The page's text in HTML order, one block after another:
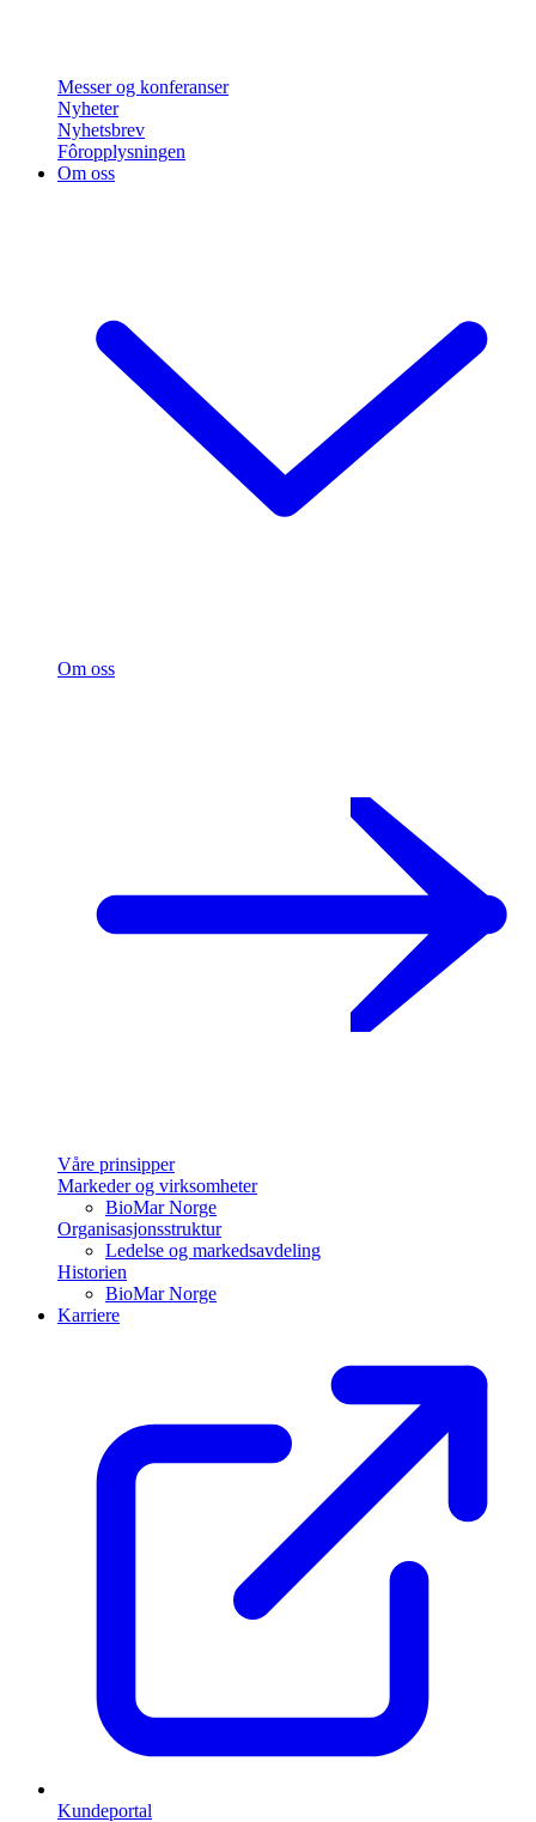
Messer og konferanser
Nyheter
Nyhetsbrev
Fôropplysningen
Om oss
Om oss
Våre prinsipper
Markeder og virksomheter
BioMar Norge
Organisasjonsstruktur
Ledelse og markedsavdeling
Historien
BioMar Norge
Karriere
Kundeportal